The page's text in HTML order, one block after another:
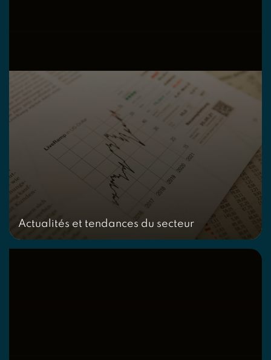
Actualités et tendances du secteur